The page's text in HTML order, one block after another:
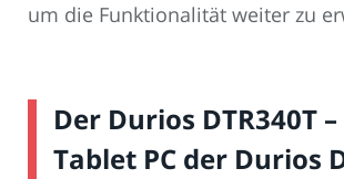
um die Funktionalität weiter zu
Der Durios DTR340T
Tablet PC der Durios